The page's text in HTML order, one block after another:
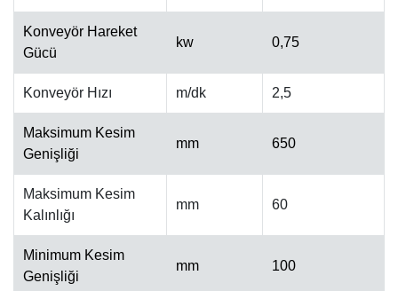
Konveyör Hareket
Gücü
kw 0,75
Konveyör Hızı m/dk 2,5
Maksimum Kesim
Genişliği
mm 650
Maksimum Kesim
Kalınlığı
mm 60
Minimum Kesim
Genişliği
mm 100